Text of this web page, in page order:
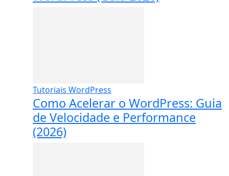
Tutoriais WordPress
Como Acelerar o WordPress: Guia
de Velocidade e Performance
(2026)